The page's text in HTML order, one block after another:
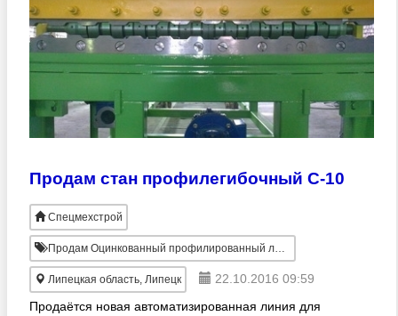
Продам стан профилегибочный С-10
Спецмехстрой
Продам Оцинкованный профилированный лист
Липецкая область, Липецк
22.10.2016 09:59
Продаётся новая автоматизированная линия для